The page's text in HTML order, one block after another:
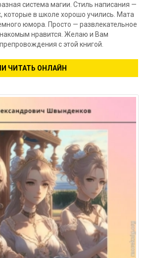
система магии. Стиль написания —
которые в школе хорошо учились. Мата
юмора. Просто — развлекательное
нравится. Желаю и Вам
с этой книгой.
ЧИТАТЬ ОНЛАЙН